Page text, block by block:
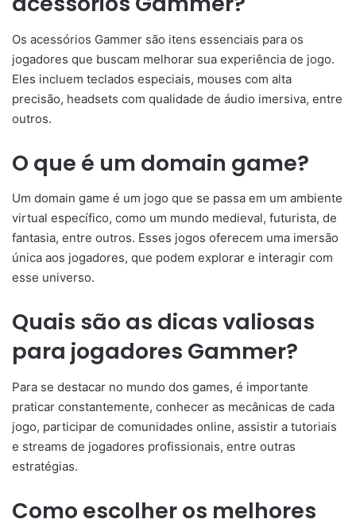
Os acessórios Gammer são itens essenciais para os
jogadores que buscam melhorar sua experiência de jogo.
Eles incluem teclados especiais, mouses com alta
precisão, headsets com qualidade de áudio imersiva, entre
outros.
O que é um domain game?
Um domain game é um jogo que se passa em um ambiente
virtual específico, como um mundo medieval, futurista, de
fantasia, entre outros. Esses jogos oferecem uma imersão
única aos jogadores, que podem explorar e interagir com
esse universo.
Quais são as dicas valiosas
para jogadores Gammer?
Para se destacar no mundo dos games, é importante
praticar constantemente, conhecer as mecânicas de cada
jogo, participar de comunidades online, assistir a tutoriais
e streams de jogadores profissionais, entre outras
estratégias.
Como escolher os melhores